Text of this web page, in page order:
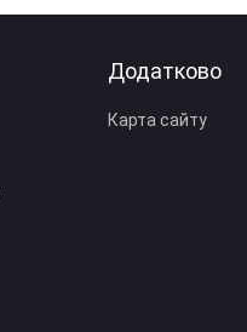
Додатково
Карта сайту